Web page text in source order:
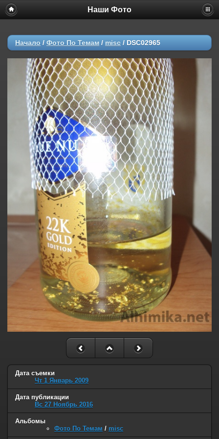
Наши Фото
Начало / Фото По Темам / misc / DSC02965
Дата съемки
Чт 1 Январь 2009
Дата публикации
Вс 27 Ноябрь 2016
Альбомы
Фото По Темам / misc